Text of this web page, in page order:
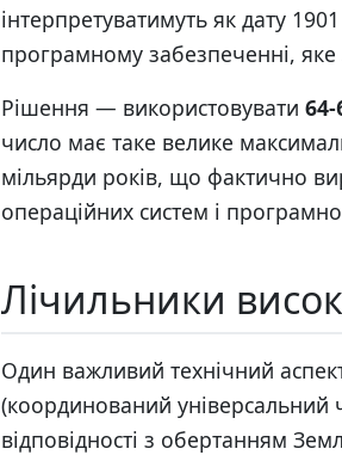
інтерпретуватимуть як дату
програмному забезпеченні, яке
Рішення — використовувати 64-
число має таке велике
мільярди років, що фактично
операційних систем і
Лічильники
Один важливий технічний
(координований універсальний
відповідності з обертанням